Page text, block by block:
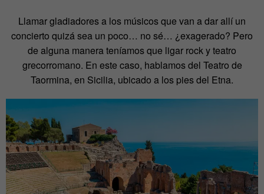
Llamar gladiadores a los músicos que van a dar allí un
concierto quizá sea un poco… no sé… ¿exagerado? Pero
de alguna manera teníamos que ligar rock y teatro
grecorromano. En este caso, hablamos del Teatro de
Taormina, en Sicilia, ubicado a los pies del Etna.